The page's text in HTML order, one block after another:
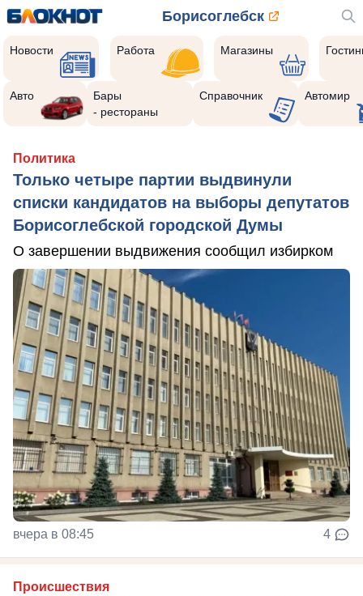
Борисоглебск
Новости Работа Магазины
Авто
Бары
- рестораны
Справочник Автомир
Политика
Только четыре партии выдвинули
списки кандидатов на выборы депутатов
Борисоглебской городской Думы
О завершении выдвижения сообщил избирком
вчера в 08:45 4
Происшествия